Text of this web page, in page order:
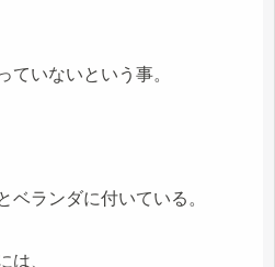
ていないという事。
ベランダに付いている。
は、